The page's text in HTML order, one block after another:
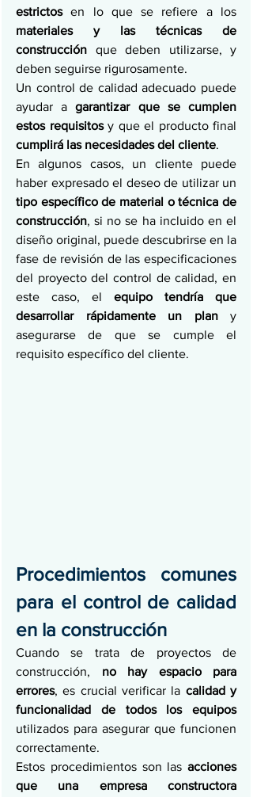
estrictos
materiales y las técnicas de
construcción que deben utilizarse, y
deben seguirse rigurosamente.
Un control de calidad adecuado puede
ayudar a garantizar que se cumplen
estos requisitos
cumplirá las necesidades del cliente.
En algunos casos, un cliente puede
tipo específico de material o técnica de
construcción, si no se ha incluido en el
diseño original, puede descubrirse en la
fase de revisión de las especificaciones
del proyecto del control de calidad, en
este caso, el equipo tendría que
desarrollar rápidamente un plan y
asegurarse de que se cumple el
requisito específico del cliente.
Procedimientos comunes
para el control de calidad
en la construcción
Cuando se trata de proyectos de
construcción, no hay espacio para
errores, es crucial verificar la calidad y
funcionalidad de todos los equipos
utilizados para asegurar que funcionen
correctamente.
Estos procedimientos son las acciones
que una empresa